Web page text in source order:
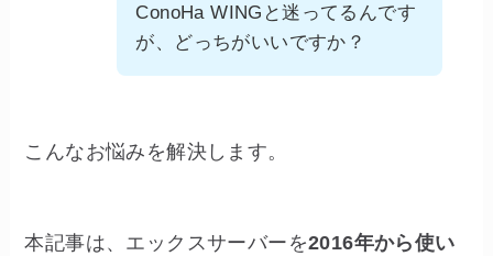
ConoHa WINGと迷ってるんです
が、どっちがいいですか？
こんなお悩みを解決します。
本記事は、エックスサーバーを2016年から使い